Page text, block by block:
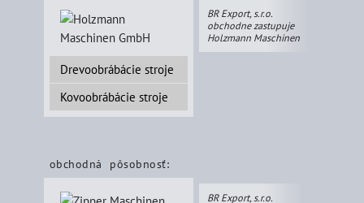
Drevoobrábácie stroje
Kovoobrábácie stroje
BR Export, s.r.o.
obchodne zastupuje
Holzmann Maschinen
obchodná pôsobnosť:
BR Export, s.r.o.